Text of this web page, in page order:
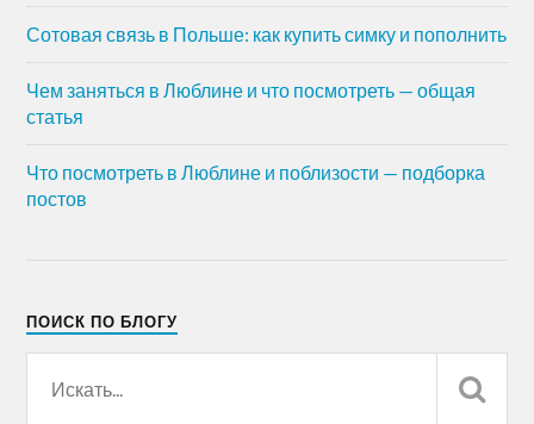
Сотовая связь в Польше: как купить симку и пополнить
Чем заняться в Люблине и что посмотреть — общая
статья
Что посмотреть в Люблине и поблизости — подборка
постов
ПОИСК ПО БЛОГУ